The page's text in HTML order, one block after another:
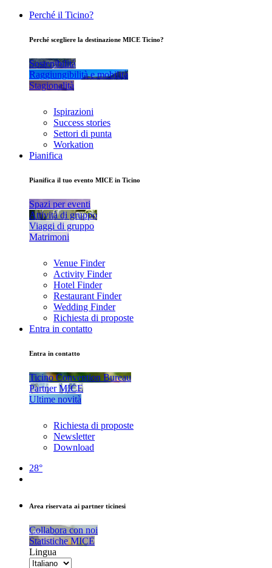
Perché il Ticino?
Perché scegliere la destinazione MICE Ticino?
Sostenibilità
Raggiungibilità e mobilità
Stagionalità
Ispirazioni
Success stories
Settori di punta
Workation
Pianifica
Pianifica il tuo evento MICE in Ticino
Spazi per eventi
Attività di gruppo
Viaggi di gruppo
Matrimoni
Venue Finder
Activity Finder
Hotel Finder
Restaurant Finder
Wedding Finder
Richiesta di proposte
Entra in contatto
Entra in contatto
Ticino Convention Bureau
Partner MICE
Ultime novità
Richiesta di proposte
Newsletter
Download
28°
Area riservata ai partner ticinesi
Collabora con noi
Statistiche MICE
Lingua